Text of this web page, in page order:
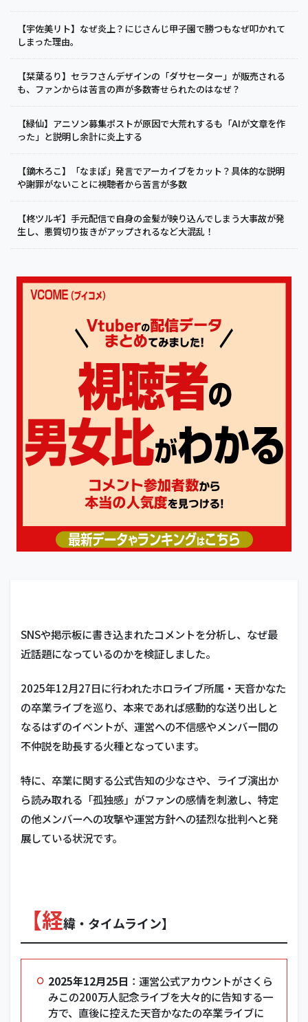
【宇佐美リト】なぜ炎上？にじさんじ甲子園で勝つもなぜ叩かれて
しまった理由。
【栞葉るり】セラフさんデザインの「ダサセーター」が販売される
も、ファンからは苦言の声が多数寄せられたのはなぜ？
【緑仙】アニソン募集ポストが原因で大荒れするも「AIが文章を作
った」と説明し余計に炎上する
【鏑木ろこ】「なまぽ」発言でアーカイブをカット？具体的な説明
や謝罪がないことに視聴者から苦言が多数
【柊ツルギ】手元配信で自身の金髪が映り込んでしまう大事故が発
生し、悪質切り抜きがアップされるなど大混乱！
SNSや掲示板に書き込まれたコメントを分析し、なぜ最
近話題になっているのかを検証しました。
2025年12月27日に行われたホロライブ所属・天音かなた
の卒業ライブを巡り、本来であれば感動的な送り出しと
なるはずのイベントが、運営への不信感やメンバー間の
不仲説を助長する火種となっています。
特に、卒業に関する公式告知の少なさや、ライブ演出か
ら読み取れる「孤独感」がファンの感情を刺激し、特定
の他メンバーへの攻撃や運営方針への猛烈な批判へと発
展している状況です。
【経緯・タイムライン】
2025年12月25日 ：運営公式アカウントがさくら
みこの200万人記念ライブを大々的に告知する一
方で、直後に控えた天音かなたの卒業ライブに